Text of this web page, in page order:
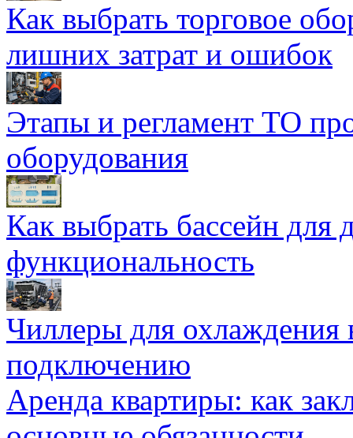
Как выбрать торговое
лишних затрат и ошибок
Этапы и регламент ТО
оборудования
Как выбрать бассейн для
функциональность
Чиллеры для охлаждения
подключению
Аренда квартиры: как